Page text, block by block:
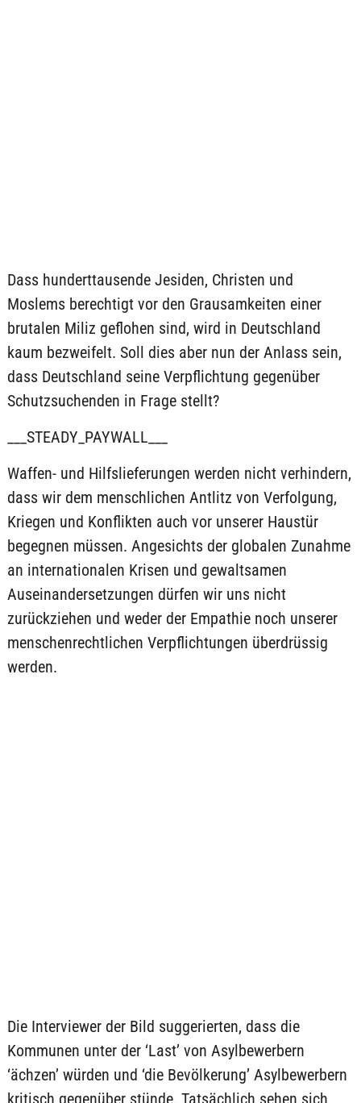
Dass hunderttausende Jesiden, Christen und
Moslems berechtigt vor den Grausamkeiten einer
brutalen Miliz geflohen sind, wird in Deutschland
kaum bezweifelt. Soll dies aber nun der Anlass sein,
dass Deutschland seine Verpflichtung gegenüber
Schutzsuchenden in Frage stellt?
___STEADY_PAYWALL___
Waffen- und Hilfslieferungen werden nicht verhindern,
dass wir dem menschlichen Antlitz von Verfolgung,
Kriegen und Konflikten auch vor unserer Haustür
begegnen müssen. Angesichts der globalen Zunahme
an internationalen Krisen und gewaltsamen
Auseinandersetzungen dürfen wir uns nicht
zurückziehen und weder der Empathie noch unserer
menschenrechtlichen Verpflichtungen überdrüssig
werden.
Die Interviewer der Bild suggerierten, dass die
Kommunen unter der ‘Last’ von Asylbewerbern
‘ächzen’ würden und ‘die Bevölkerung’ Asylbewerbern
kritisch gegenüber stünde. Tatsächlich sehen sich